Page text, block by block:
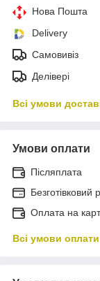
Нова Пошта
Delivery
Самовивіз
Делівері
Всі умови
Умови оплати
Післяплата
Безготівковий
Оплата на
Всі умови оплати